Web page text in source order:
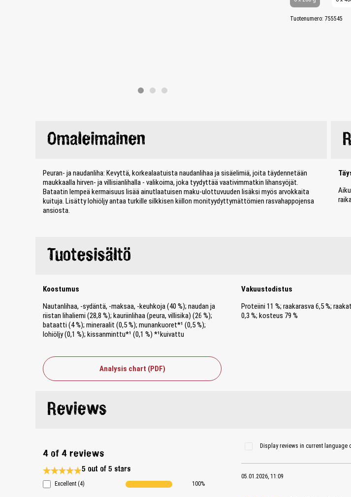
Tuotenumero: 755545
Omaleimainen
Peuran- ja naudanliha: Kevyttä, korkealaatuista naudanlihaa ja sisäelimiä, joita täydennetään
maukkaalla hirven- ja villisianlihalla - valikoima, joka tyydyttää vaativimmatkin lihansyöjät.
Bataatin lempeä kermaisuus lisää ainutlaatuisen maku-ulottuvuuden lisäksi myös arvokkaita
kuituja. Lisätty lohiöljy antaa turkille silkkisen kiillon monityydyttymättömien rasvahappojensa
ansiosta.
Tuotesisältö
Koostumus
Nautanlihaa, -sydäntä, -maksaa, -keuhkoja (40 %); naudan ja
riistan lihaliemi (28,8 %); kauriinlihaa (peura, villisika) (26 %);
bataatti (4 %); mineraalit (0,5 %); munankuoret*¹ (0,5 %);
lohiöljy (0,1 %); kissanminttu*¹ (0,1 %) *¹kuivattu
Vakuustodistus
Proteiini 11 %; raakarasva 6,5 %;
0,3 %; kosteus 79 %
Analysis chart (PDF)
Reviews
4 of 4 reviews
Average rating 5 of 5 Stars
5 out of 5 stars
Excellent (4) 100%
Display reviews in current language
05.01.2026, 11:09